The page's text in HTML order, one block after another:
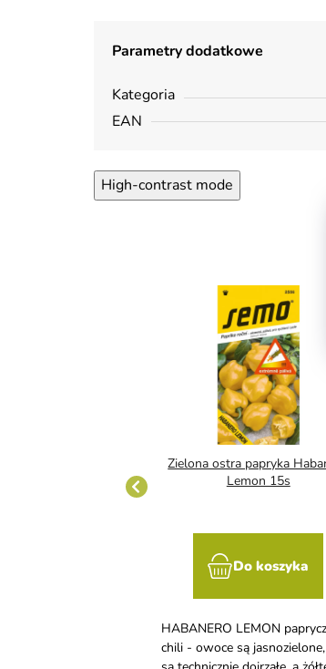
Parametry dodatkowe
Kategoria
EAN
High-contrast mode
Zielona ostra papryka
Lemon 15s
Do koszyka
HABANERO LEMON
chili - owoce są